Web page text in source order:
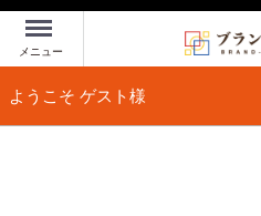
Menu
メニュー
ようこそ ゲスト様